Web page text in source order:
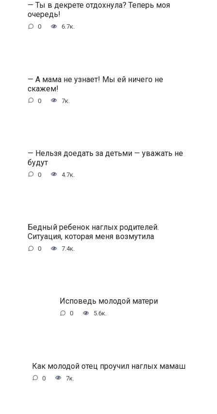
— Ты в декрете отдохнула? Теперь моя
очередь!
0 6.7к.
— А мама не узнает! Мы ей ничего не
скажем!
0 7к.
— Нельзя доедать за детьми — уважать не
будут
0 4.7к.
Бедный ребенок наглых родителей.
Ситуация, которая меня возмутила
0 7.4к.
Исповедь молодой матери
0 5.6к.
Как молодой отец проучил наглых мамаш
0 7к.